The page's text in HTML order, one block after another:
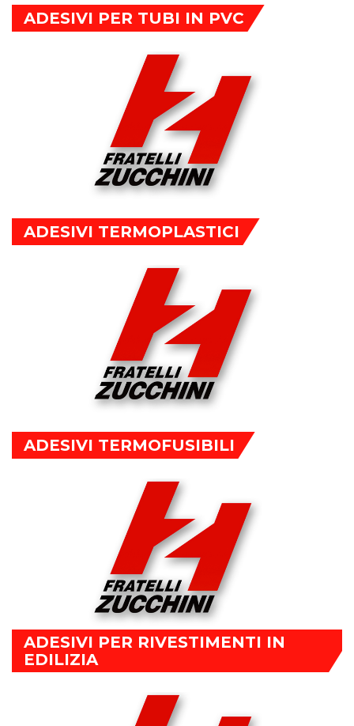
ADESIVI PER TUBI IN PVC
ADESIVI TERMOPLASTICI
ADESIVI TERMOFUSIBILI
ADESIVI PER RIVESTIMENTI IN
EDILIZIA